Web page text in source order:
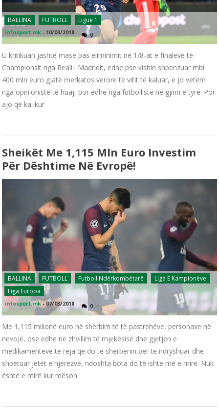
BALLINA FUTBOLL Ligue 1
infosport.mk - 10/03/2018 0
U kritikuan jashtë mase pas eliminimit në 1/8-at e finaleve të
Championsit nga Reali i Madridit, edhe pse kishin shpenzuar mbi
400 mln euro gjatë merkatos verore të vitit të kaluar, e jo vetëm
nga opinionistë të huaj, por edhe nga futbollistë në gjirin e tyre. Por
ajo që ka ikur
Sheikët Me 1,115 Mln Euro Investim
Për Dështime Në Evropë!
BALLINA FUTBOLL Futboll Ndërkombëtarë
Liga E Kampionëve
Liga Europa
infosport.mk -07/03/2018 0
Me 1,115 milionë euro në shërbim të të pastrehëve, personave në
nevojë, ose edhe në zhvillim të mjekësisë dhe gjetjen e
medikamenteve të reja që do të shërbenin për të ndryshuar dhe
shpëtuar jetët e njerëzve, ndoshta bota do të ishte më e mirë. Nuk
është e mirë kur mëson